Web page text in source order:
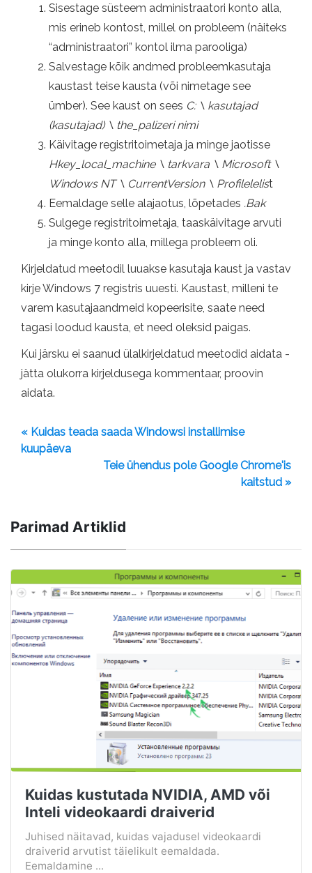
Sisestage süsteem administraatori konto alla,
mis erineb kontost, millel on probleem (näiteks
“administraatori” kontol ilma parooliga)
Salvestage kõik andmed probleemkasutaja
kaustast teise kausta (või nimetage see
ümber). See kaust on sees C: \ kasutajad
(kasutajad) \ the_palizeri nimi
Käivitage registritoimetaja ja minge jaotisse
Hkey_local_machine \ tarkvara \ Microsoft \
Windows NT \ CurrentVersion \ Profilelelist
Eemaldage selle alajaotus, lõpetades .Bak
Sulgege registritoimetaja, taaskäivitage arvuti
ja minge konto alla, millega probleem oli.
Kirjeldatud meetodil luuakse kasutaja kaust ja vastav
kirje Windows 7 registris uuesti. Kaustast, milleni te
varem kasutajaandmeid kopeerisite, saate need
tagasi loodud kausta, et need oleksid paigas.
Kui järsku ei saanud ülalkirjeldatud meetodid aidata -
jätta olukorra kirjeldusega kommentaar, proovin
aidata.
« Kuidas teada saada Windowsi installimise
kuupäeva
Teie ühendus pole Google Chrome'is
kaitstud »
Parimad Artiklid
Kuidas kustutada NVIDIA, AMD või
Inteli videokaardi draiverid
Juhised näitavad, kuidas vajadusel videokaardi
draiverid arvutist täielikult eemaldada.
Eemaldamine ...